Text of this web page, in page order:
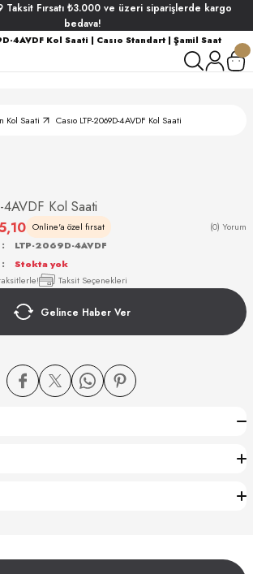
Taksit Fırsatı ₺3.000 ve üzeri siparişlerde kargo
bedava!
Kol Saati Casıo LTP-2069D-4AVDF Kol Saati
Kol Saati
Online'a özel fırsat (0) Yorum
Taksit Seçenekleri
LTP-2069D-4AVDF
Stokta yok
Gelince Haber Ver